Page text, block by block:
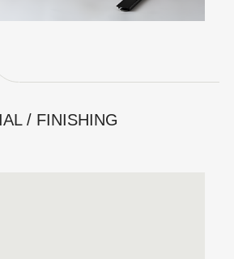
/ FINISHING